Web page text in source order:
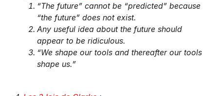
“The future” cannot be “predicted” because
“the future” does not exist.
Any useful idea about the future should
appear to be ridiculous.
“We shape our tools and thereafter our tools
shape us.”